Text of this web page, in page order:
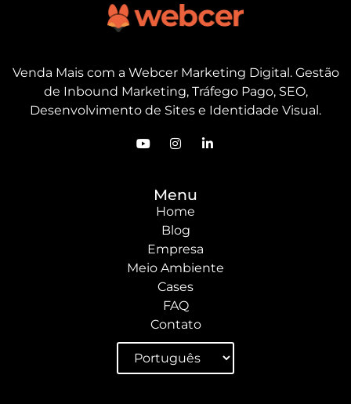
Venda Mais com a Webcer Marketing Digital. Gestão
de Inbound Marketing, Tráfego Pago, SEO,
Desenvolvimento de Sites e Identidade Visual.
Menu
Home
Blog
Empresa
Meio Ambiente
Cases
FAQ
Contato